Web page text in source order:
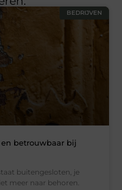
BEDRIJVEN
betrouwbaar bij
buitengesloten, je
meer naar behoren.